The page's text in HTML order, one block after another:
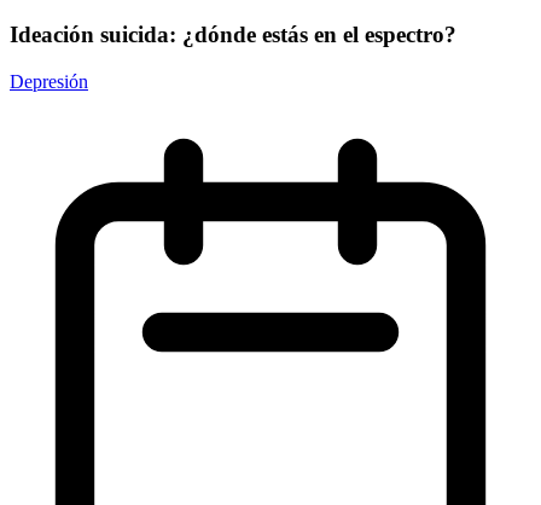
Ideación suicida: ¿dónde estás en el espectro?
Depresión